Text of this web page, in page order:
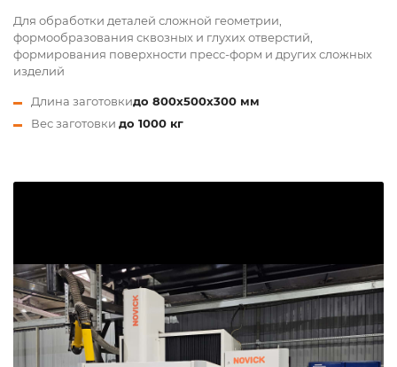
Для обработки деталей сложной геометрии,
формообразования сквозных и глухих отверстий,
формирования поверхности пресс-форм и других сложных
изделий
Длина заготовкидо 800х500х300 мм
Вес заготовки до 1000 кг